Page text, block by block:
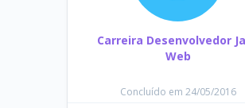
Carreira Desenvolvedor
Web
Concluído em 24/05/2016